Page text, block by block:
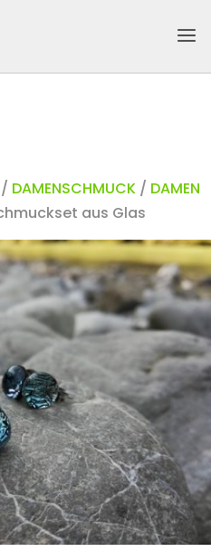
/ DAMENSCHMUCK / DAMEN
aus Glas